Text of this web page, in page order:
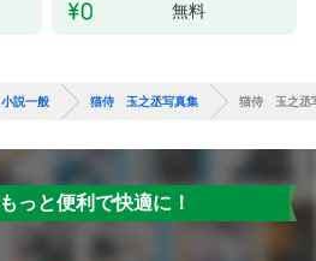
無料
小説一般 猫侍 玉之丞写真集 猫侍 玉之丞
っと便利で快適に！